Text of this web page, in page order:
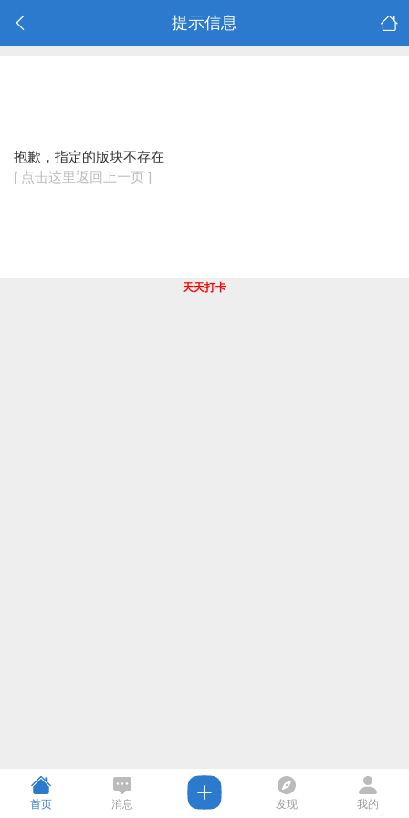
提示信息
抱歉，指定的版块不存在
[ 点击这里返回上一页 ]
天天打卡
首页 消息 发现 我的